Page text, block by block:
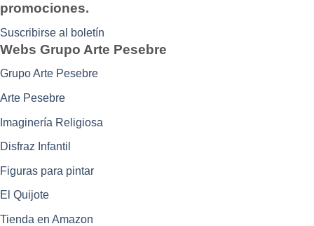
promociones.
Suscribirse al boletín
Webs Grupo Arte Pesebre
Grupo Arte Pesebre
Arte Pesebre
Imaginería Religiosa
Disfraz Infantil
Figuras para pintar
El Quijote
Tienda en Amazon